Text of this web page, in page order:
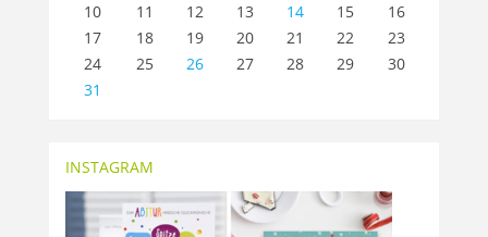
10
11 12 13 14 15
16
17
18 19 20 21 22
23
24
25 26 27 28 29
30
31
INSTAGRAM